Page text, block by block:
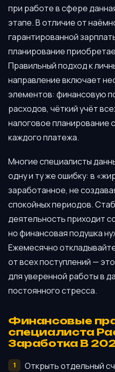
при работе в сфере
этапе. В отличие от
гарантированной
планирование
Правильный подход к
направление включает
элементов: финансовую
расходов, чёткий учёт
налоговое планирование
каждого платежа.
Многие специалисты
одну и ту же ошибку: в
заработанное, не
спокойных периодов.
деятельность приходит
но финансовая подушка
Ежемесячно
от всех поступлений —
для уверенной работы в
постоянного стресса.
Финансовые
специалиста
Заработка В
Открыть отдельный